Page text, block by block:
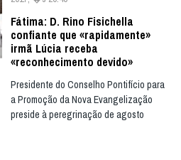
Fátima: D. Rino Fisichella
confiante que «rapidamente»
irmã Lúcia receba
«reconhecimento devido»
Presidente do Conselho Pontifício para
a Promoção da Nova Evangelização
preside à peregrinação de agosto